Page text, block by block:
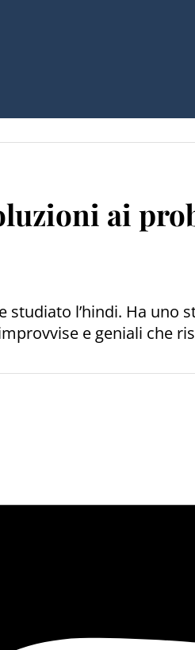
ai
studiato l’hindi. Ha uno
e geniali che